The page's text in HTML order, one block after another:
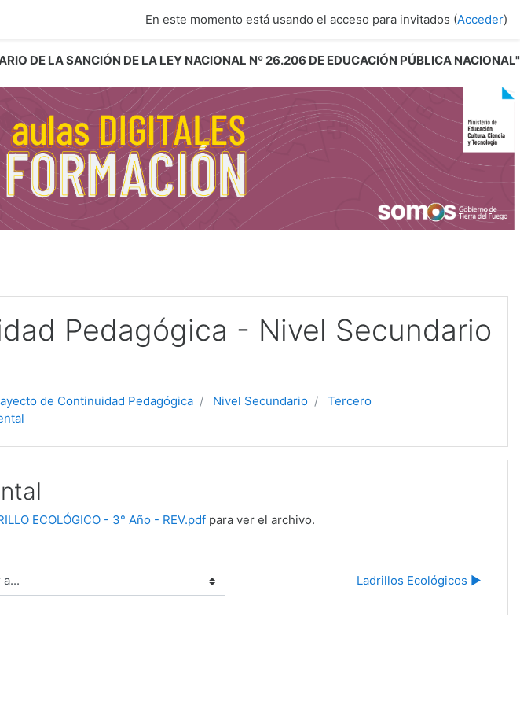
DE LA SANCIÓN DE LA LEY NACIONAL Nº 26.206 DE EDUCACIÓN PÚBLICA NACIONAL"
En este momento está usando el acceso para invitados (Acceder)
Pedagógica - Nivel Secundario
de Continuidad Pedagógica Nivel Secundario
Tercero
ECOLÓGICO - 3° Año - REV.pdf para ver el archivo.
Ladrillos Ecológicos ▶︎